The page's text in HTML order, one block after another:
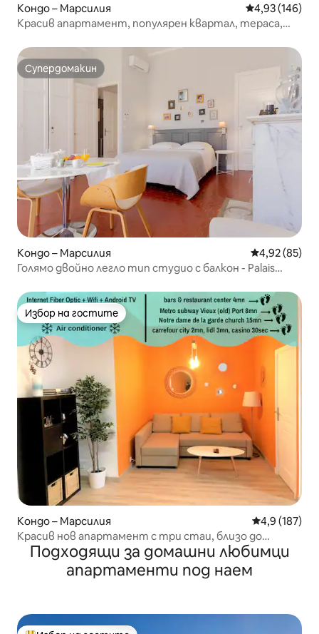
Кондо – Марсилия Средна
4,93 (146)
Красив апартамент, популярен квартал, тераса,
Супердомакин
Супердомакин
Кондо – Марсилия Средна
4,92 (85)
Голямо двойно легло тип студио с балкон - Palais
Избор на гостите
Избор на гостите
Кондо – Марсилия Средна
4,9 (187)
Красив нов апартамент с три стаи, близо до
старото пристанище на площад „Кордери“
Подходящи за домашни любимци
апартаменти под наем